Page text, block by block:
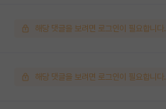
해당 댓글을 보려면 로그인이 필요합니다.
해당 댓글을 보려면 로그인이 필요합니다.